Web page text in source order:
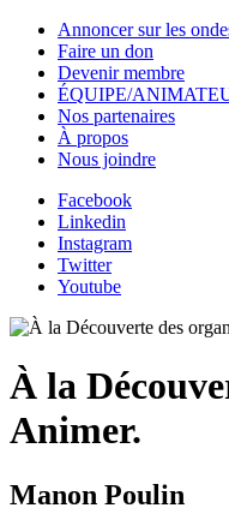
Annoncer sur les
Faire un don
Devenir membre
ÉQUIPE/
Nos partenaires
À propos
Nous joindre
Facebook
Linkedin
Instagram
Twitter
Youtube
À la
Animer.
Manon Poulin